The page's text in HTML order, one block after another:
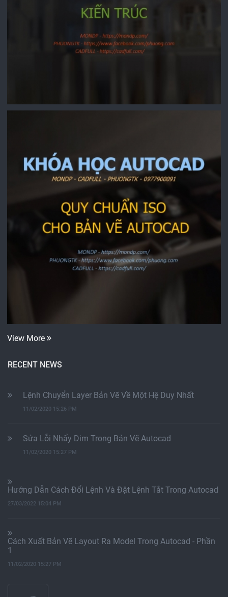
View More
RECENT NEWS
Lệnh Chuyển Layer Bản Vẽ Về Một Hệ Duy Nhất
11/02/2020 15:26 PM
Sửa Lỗi Nhẩy Dim Trong Bản Vẽ Autocad
11/02/2020 15:27 PM
Hướng Dẫn Cách Đổi Lệnh Và Đặt Lệnh Tắt Trong Autocad
27/03/2022 15:04 PM
Cách Xuất Bản Vẽ Layout Ra Model Trong Autocad - Phần
1
11/02/2020 15:27 PM